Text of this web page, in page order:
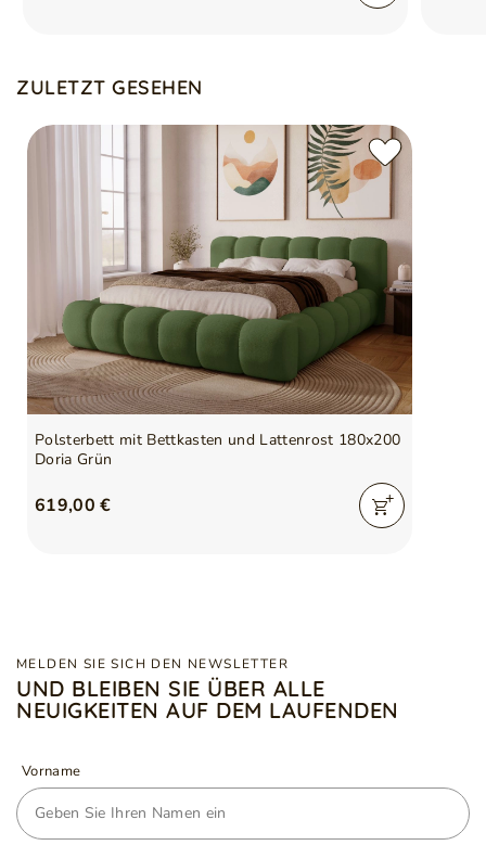
ZULETZT GESEHEN
Polsterbett mit Bettkasten und Lattenrost 180x200
Doria Grün
619,00 €
MELDEN SIE SICH DEN NEWSLETTER
UND BLEIBEN SIE ÜBER ALLE
NEUIGKEITEN AUF DEM LAUFENDEN
Vorname